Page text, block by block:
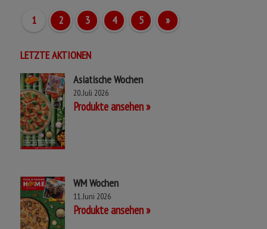
Beantworte jetzt unsere Gewinnspielfrage und sicher dir
deine Chance auf tolle Preise!
Jetzt mitmachen & gewinnen!
1 2 3 4 5 »
LETZTE AKTIONEN
Asiatische Wochen
20. Juli 2026
Produkte ansehen
WM Wochen
11. Juni 2026
Produkte ansehen